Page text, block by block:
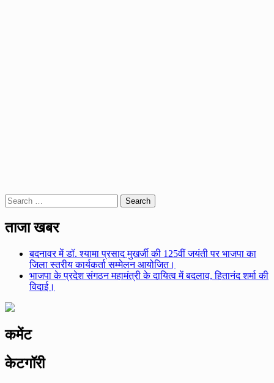
Search
for:
ताजा खबर
बदनावर में डॉ. श्यामा प्रसाद मुखर्जी की 125वीं जयंती पर भाजपा का
जिला स्तरीय कार्यकर्ता सम्मेलन आयोजित।
भाजपा के प्रदेश संगठन महामंत्री के दायित्व में बदलाव, हितानंद शर्मा की
विदाई।
कमेंट
केटगॉरी